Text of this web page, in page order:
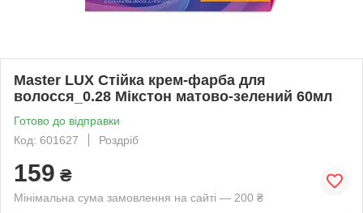
Master LUX Стійка крем-фарба для
волосся_0.28 Мікстон матово-зелений 60мл
Готово до відправки
Код: 601627
Роздріб
159 ₴
Мінімальна сума замовлення на сайті — 200 ₴